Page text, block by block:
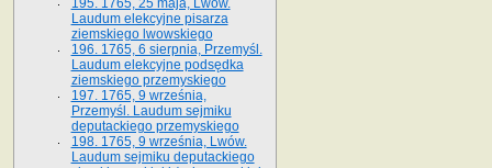
195. 1765, 25 maja, Lwów.
Laudum elekcyjne pisarza
ziemskiego lwowskiego
196. 1765, 6 sierpnia, Przemyśl.
Laudum elekcyjne podsędka
ziemskiego przemyskiego
197. 1765, 9 września,
Przemyśl. Laudum sejmiku
deputackiego przemyskiego
198. 1765, 9 września, Lwów.
Laudum sejmiku deputackiego